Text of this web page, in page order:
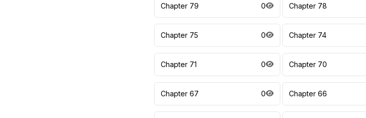
Chapter 79 0 Chapter 78
Chapter 75 0 Chapter 74
Chapter 71 0 Chapter 70
Chapter 67 0 Chapter 66